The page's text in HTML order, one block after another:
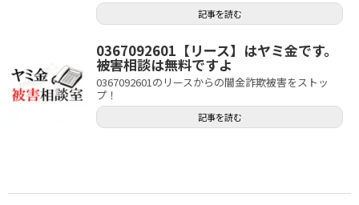
記事を読む
0367092601【リース】はヤミ金です。
被害相談は無料ですよ
0367092601のリースからの闇金詐欺被害をストッ
プ！
記事を読む